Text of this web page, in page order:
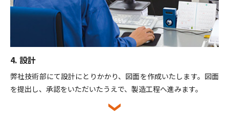
4. 設計
弊社技術部にて設計にとりかかり、図面を作成いたします。図面
を提出し、承認をいただいたうえで、製造工程へ進みます。